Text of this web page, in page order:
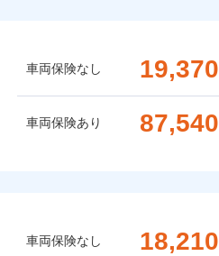
車両保険なし 19,370
車両保険あり 87,540
車両保険なし 18,210